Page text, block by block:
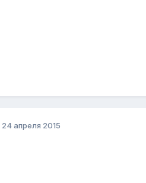
24 апреля 2015